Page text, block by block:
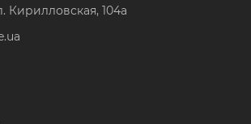
Кирилловская, 104а